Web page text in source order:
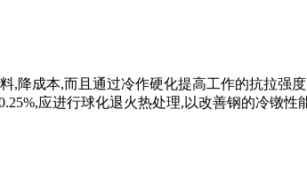
,降成本,而且通过冷作硬化提高工作的抗拉强
应进行球化退火热处理,以改善钢的冷镦性